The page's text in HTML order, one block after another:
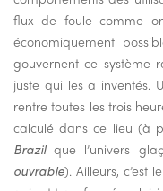
flux de foule comme
économiquement
gouvernent ce système
juste qui les a inventés.
rentre toutes les trois
calculé dans ce lieu (à
Brazilque l’univers
ouvrable). Ailleurs, c’est